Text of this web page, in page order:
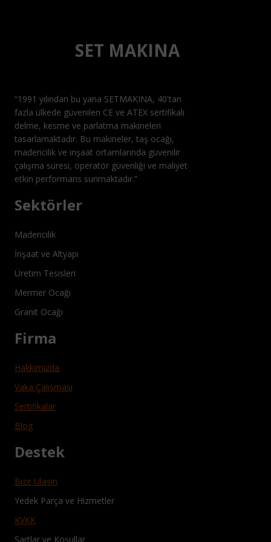
SET MAKINA
“1991 yılından bu yana SETMAKINA, 40'tan
fazla ülkede güvenilen CE ve ATEX sertifikalı
delme, kesme ve parlatma makineleri
tasarlamaktadır. Bu makineler, taş ocağı,
madencilik ve inşaat ortamlarında güvenilir
çalışma süresi, operatör güvenliği ve maliyet
etkin performans sunmaktadır.”
Sektörler
Madencilik
İnşaat ve Altyapı
Üretim Tesisleri
Mermer Ocağı
Granit Ocağı
Firma
Hakkimizda
Vaka Çalışması
Sertifikalar
Blog
Destek
Bize Ulaşın
Yedek Parça ve Hizmetler
KVKK
Şartlar ve Koşullar